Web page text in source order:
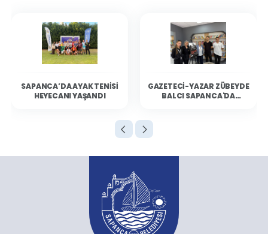
SAPANCA’DA AYAK TENISI
HEYECANI YAŞANDI
GAZETECI-YAZAR ZÜBEYDE
BALCI SAPANCA'DA